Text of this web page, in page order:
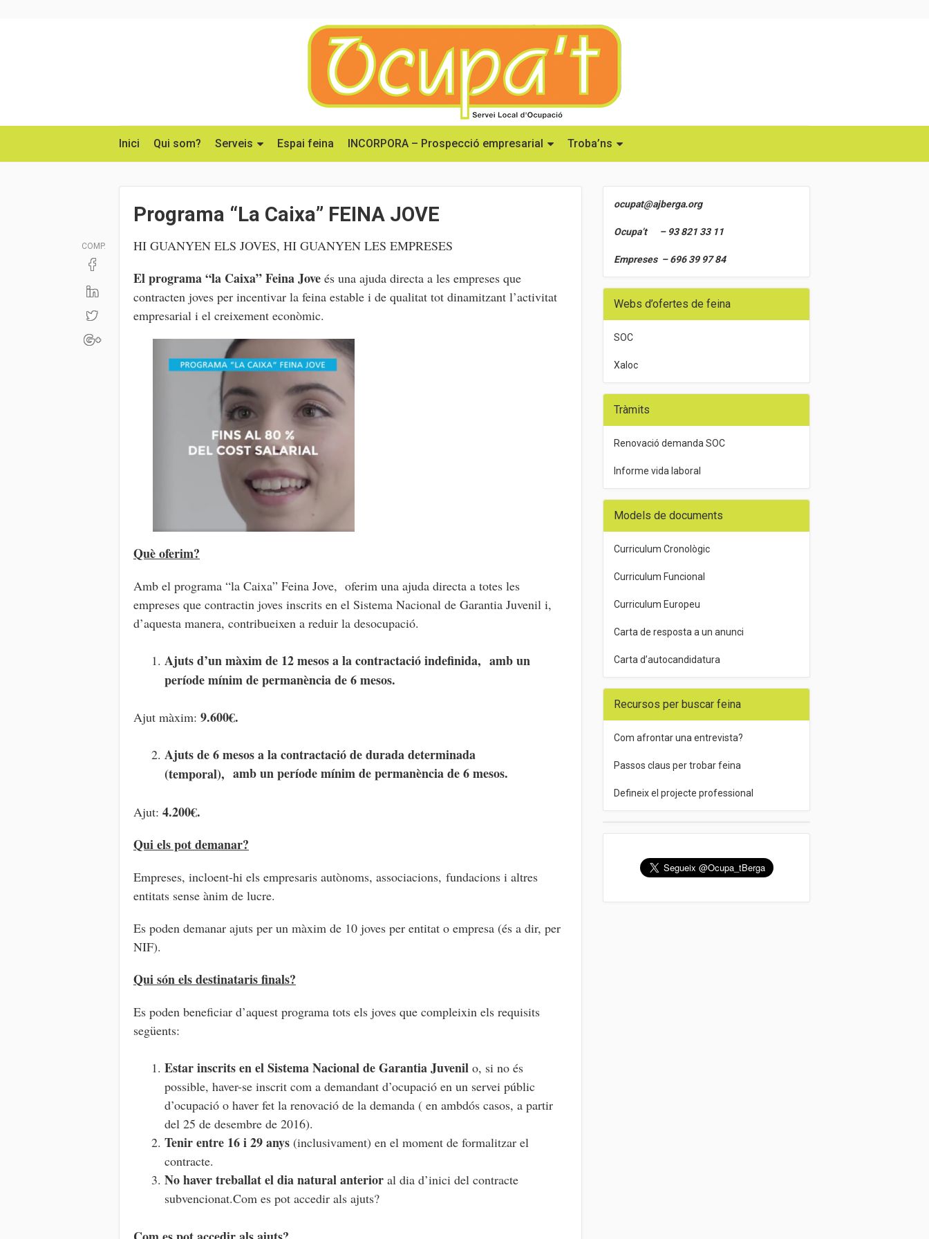
Inici Qui som? Serveis Espai feina INCORPORA – Prospecció empresarial Troba’ns
Programa “La Caixa” FEINA JOVE
HI GUANYEN ELS JOVES, HI GUANYEN LES EMPRESES
El programa “la Caixa” Feina Jove és una ajuda directa a les empreses que
contracten joves per incentivar la feina estable i de qualitat tot dinamitzant l’activitat
empresarial i el creixement econòmic.
Què oferim?
Amb el programa “la Caixa” Feina Jove, oferim una ajuda directa a totes les
empreses que contractin joves inscrits en el Sistema Nacional de Garantia Juvenil i,
d’aquesta manera, contribueixen a reduir la desocupació.
Ajuts d’un màxim de 12 mesos a la contractació indefinida, amb un
període mínim de permanència de 6 mesos.
Ajut màxim: 9.600€.
Ajuts de 6 mesos a la contractació de durada determinada
(temporal), amb un període mínim de permanència de 6 mesos.
Ajut: 4.200€.
Qui els pot demanar?
Empreses, incloent-hi els empresaris autònoms, associacions, fundacions i altres
entitats sense ànim de lucre.
Es poden demanar ajuts per un màxim de 10 joves per entitat o empresa (és a dir, per
NIF).
Qui són els destinataris finals?
Es poden beneficiar d’aquest programa tots els joves que compleixin els requisits
següents:
Estar inscrits en el Sistema Nacional de Garantia Juvenil o, si no és
possible, haver-se inscrit com a demandant d’ocupació en un servei públic
d’ocupació o haver fet la renovació de la demanda ( en ambdós casos, a partir
del 25 de desembre de 2016).
Tenir entre 16 i 29 anys (inclusivament) en el moment de formalitzar el
contracte.
No haver treballat el dia natural anterior al dia d’inici del contracte
subvencionat.Com es pot accedir als ajuts?
COMP.
ocupat@ajberga.org
Ocupa’t – 93 821 33 11
Empreses – 696 39 97 84
Webs d’ofertes de feina
SOC
Xaloc
Tràmits
Renovació demanda SOC
Informe vida laboral
Models de documents
Curriculum Cronològic
Curriculum Funcional
Curriculum Europeu
Carta de resposta a un anunci
Carta d’autocandidatura
Recursos per buscar feina
Com afrontar una entrevista?
Passos claus per trobar feina
Defineix el projecte professional